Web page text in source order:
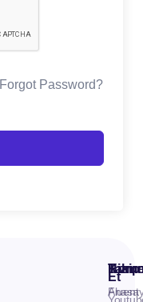
Forgot Password?
Fluent
Takip
Et